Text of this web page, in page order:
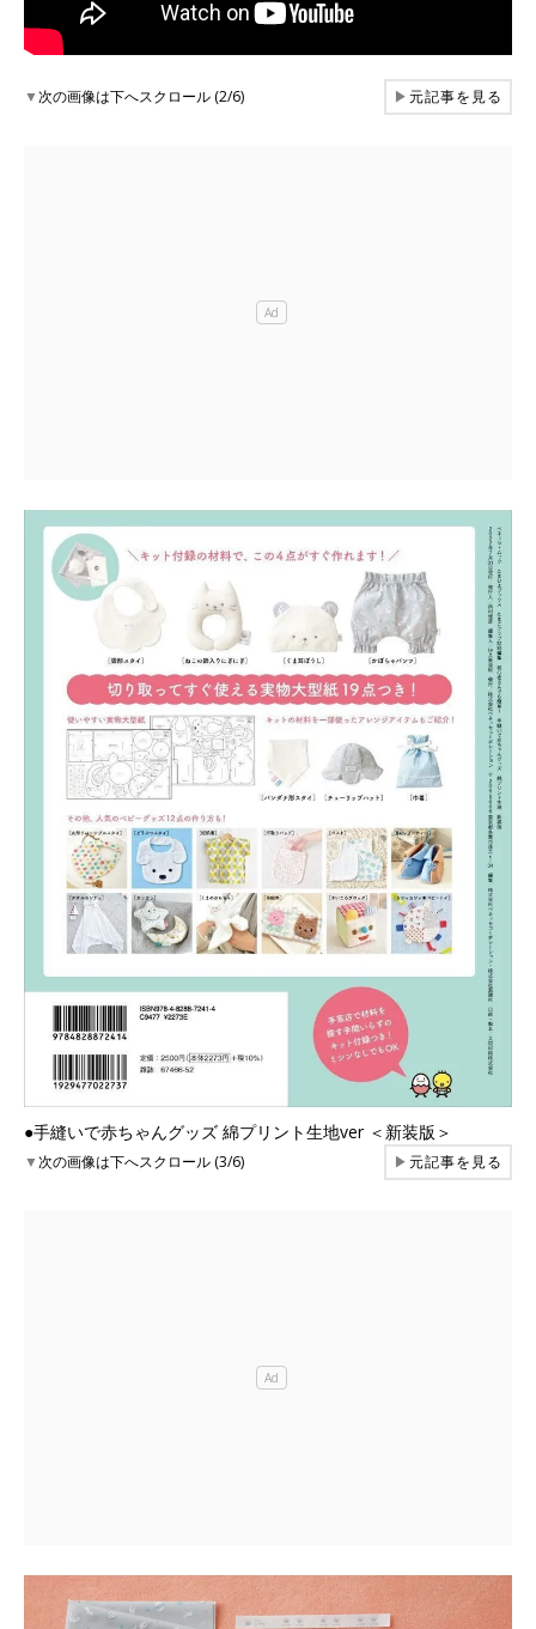
▼次の画像は下へスクロール (2/6) ▶元記事を見る
●手縫いで赤ちゃんグッズ 綿プリント生地ver ＜新装版＞
▼次の画像は下へスクロール (3/6) ▶元記事を見る